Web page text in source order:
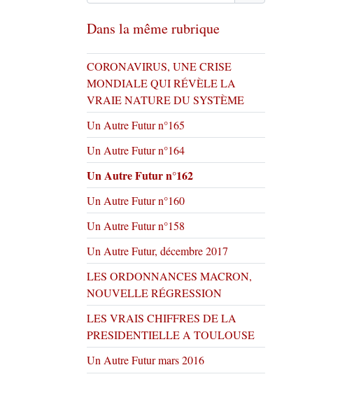
Dans la même rubrique
CORONAVIRUS, UNE CRISE
MONDIALE QUI RÉVÈLE LA
VRAIE NATURE DU SYSTÈME
Un Autre Futur n°165
Un Autre Futur n°164
Un Autre Futur n°162
Un Autre Futur n°160
Un Autre Futur n°158
Un Autre Futur, décembre 2017
LES ORDONNANCES MACRON,
NOUVELLE RÉGRESSION
LES VRAIS CHIFFRES DE LA
PRESIDENTIELLE A TOULOUSE
Un Autre Futur mars 2016